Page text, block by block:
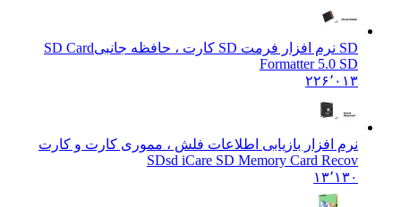
SD Card
Formatter 5.0 SD
۲۲۶٬۰۱۳
نرم افزار بازیابی اطلاعات فلش ، مموری کارت و کارت
SDsd iCare SD Memory Card Recov
۱۳٬۱۳۰